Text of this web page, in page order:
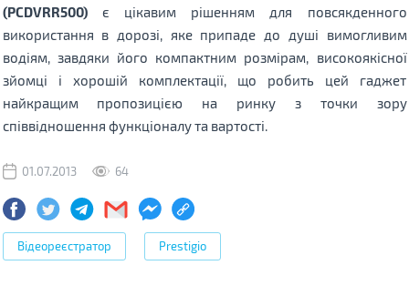
(PCDVRR500)є цікавим рішенням для повсякденного
використання в дорозі, яке припаде до душі вимогливим
водіям, завдяки його компактним розмірам, високоякісної
зйомці і хорошій комплектації, що робить цей гаджет
найкращим пропозицією на ринку з точки зору
співвідношення функціоналу та вартості.
01.07.2013 64
Відеореєстратор Prestigio